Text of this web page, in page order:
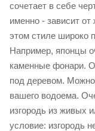
сочетает в себе
именно - зависит
этом стиле широко
Например, японцы
каменные фонари.
под деревом. Можно
вашего водоема.
изгородь из живых
условие: изгородь